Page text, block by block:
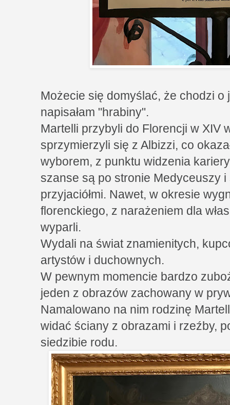
Możecie się domyślać, że chodzi
napisałam "hrabiny".
Martelli przybyli do Florencji w XIV
sprzymierzyli się z Albizzi, co
wyborem, z punktu widzenia
szanse są po stronie Medyceuszy
przyjaciółmi. Nawet, w okresie
florenckiego, z narażeniem dla
wyparli.
Wydali na świat znamienitych,
artystów i duchownych.
W pewnym momencie bardzo
jeden z obrazów zachowany w
Namalowano na nim rodzinę
widać ściany z obrazami i rzeźby,
siedzibie rodu.